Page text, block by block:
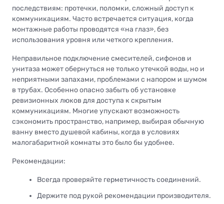
последствиям: протечки, поломки, сложный доступ к
коммуникациям. Часто встречается ситуация, когда
монтажные работы проводятся «на глаз», без
использования уровня или четкого крепления.
Неправильное подключение смесителей, сифонов и
унитаза может обернуться не только утечкой воды, но и
неприятными запахами, проблемами с напором и шумом
в трубах. Особенно опасно забыть об установке
ревизионных люков для доступа к скрытым
коммуникациям. Многие упускают возможность
сэкономить пространство, например, выбирая обычную
ванну вместо душевой кабины, когда в условиях
малогабаритной комнаты это было бы удобнее.
Рекомендации:
Всегда проверяйте герметичность соединений.
Держите под рукой рекомендации производителя.